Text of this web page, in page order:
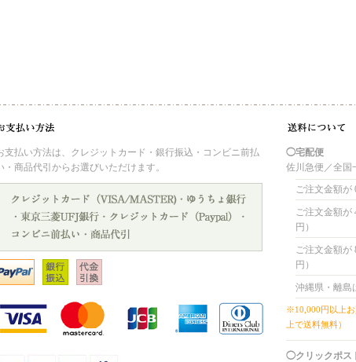
支払い方法は、クレジットカード・銀行振込・コンビニ前払
・商品代引からお選びいただけます。
◯宅配便
佐川急便／全
ご注文金額が
ご注文金額が
円）
ご注文金額が
円）
沖縄県・離島
※10,000円以上お
上で送料無料）
◯クリックポス